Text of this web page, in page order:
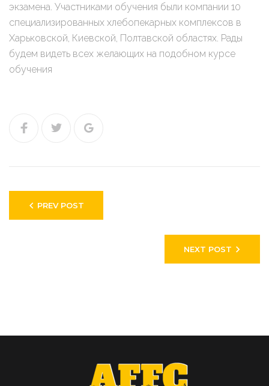
экзамена. Участниками обучения были компании 10
специализированных хлебопекарных комплексов в
Харьковской, Киевской, Полтавской областях. Рады
будем видеть всех желающих на подобном курсе
обучения
PREV POST
NEXT POST